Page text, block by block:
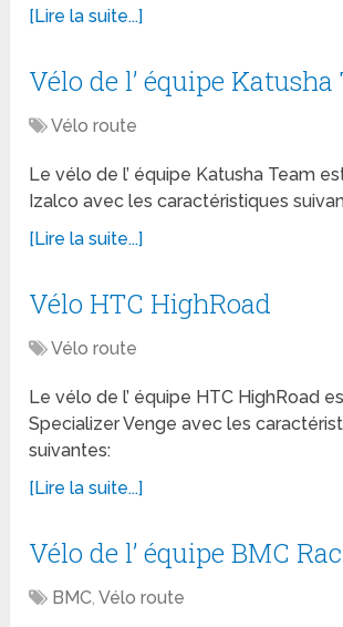
[Lire la suite...]
Vélo de l’ équipe Katusha
Vélo route
Le vélo de l’ équipe Katusha Team
Izalco avec les caractéristiques
[Lire la suite...]
Vélo HTC HighRoad
Vélo route
Le vélo de l’ équipe HTC HighRoad
Specializer Venge avec les
suivantes:
[Lire la suite...]
Vélo de l’ équipe BMC
BMC,Vélo route